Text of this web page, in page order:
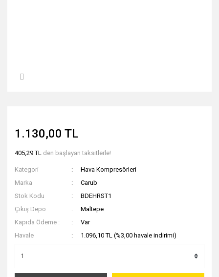
1.130,00 TL
405,29 TL den başlayan taksitlerle!
Kategori
Hava Kompresörleri
Marka
Carub
Stok Kodu
BDEHRST1
Çıkış Depo
Maltepe
Kapıda Ödeme :
Var
Havale
1.096,10 TL (%3,00 havale indirimi)